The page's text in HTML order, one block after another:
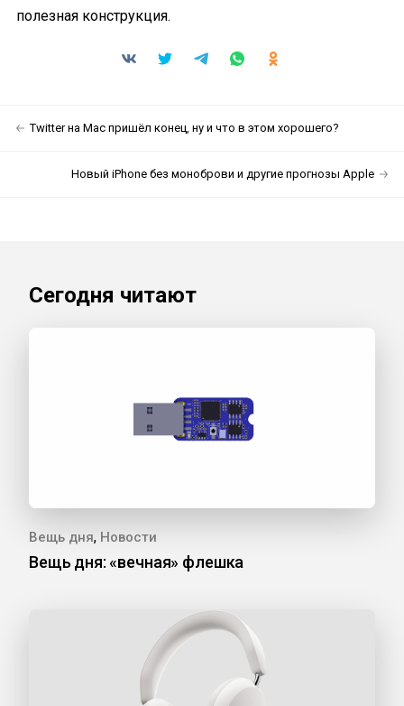
полезная конструкция.
Twitter на Mac пришёл конец, ну и что в этом хорошего?
Новый iPhone без моноброви и другие прогнозы Apple
Сегодня читают
Вещь дня, Новости
Вещь дня: «вечная» флешка